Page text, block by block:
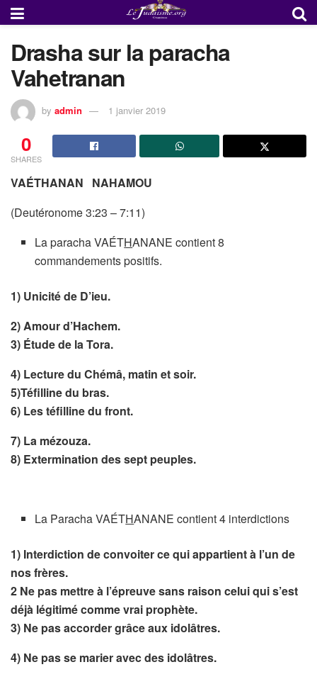
Drasha sur la paracha
Vahetranan
by admin 1 janvier 2019
0
SHARES
VAÉTHANAN NAHAMOU
(Deutéronome 3:23 – 7:11)
La paracha VAÉTHANANE contient 8
commandements positifs.
1) Unicité de D’ieu.
2) Amour d’Hachem.
3) Étude de la Tora.
4) Lecture du Chémâ, matin et soir.
5)Téfilline du bras.
6) Les téfilline du front.
7) La mézouza.
8) Extermination des sept peuples.
La Paracha VAÉTHANANE contient 4 interdictions
1) Interdiction de convoiter ce qui appartient à l’un de
nos frères.
2 Ne pas mettre à l’épreuve sans raison celui qui s’est
déjà légitimé comme vrai prophète.
3) Ne pas accorder grâce aux idolâtres.
4) Ne pas se marier avec des idolâtres.